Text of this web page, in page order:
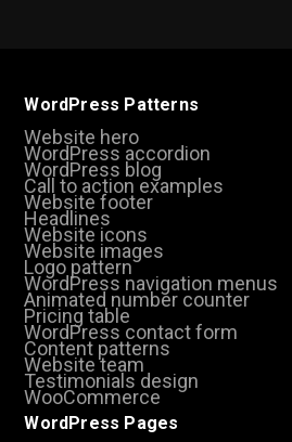
WordPress Patterns
Website hero
WordPress accordion
WordPress blog
Call to action examples
Website footer
Headlines
Website icons
Website images
Logo pattern
WordPress navigation menus
Animated number counter
Pricing table
WordPress contact form
Content patterns
Website team
Testimonials design
WooCommerce
WordPress Pages